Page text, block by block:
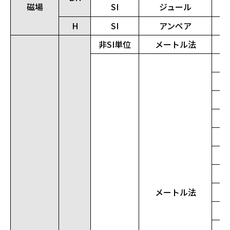
磁場 SI ジュール
H
SI
アンペア
非SI単位
メートル法
メートル法